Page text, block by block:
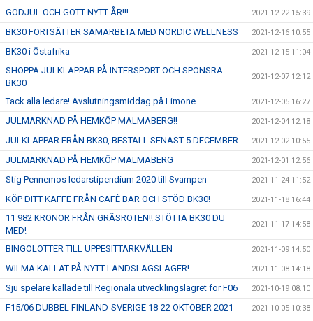
GODJUL OCH GOTT NYTT ÅR!!! 2021-12-22 15:39
BK30 FORTSÄTTER SAMARBETA MED NORDIC WELLNESS 2021-12-16 10:55
BK30 i Östafrika 2021-12-15 11:04
SHOPPA JULKLAPPAR PÅ INTERSPORT OCH SPONSRA
BK30
2021-12-07 12:12
Tack alla ledare! Avslutningsmiddag på Limone... 2021-12-05 16:27
JULMARKNAD PÅ HEMKÖP MALMABERG!! 2021-12-04 12:18
JULKLAPPAR FRÅN BK30, BESTÄLL SENAST 5 DECEMBER 2021-12-02 10:55
JULMARKNAD PÅ HEMKÖP MALMABERG 2021-12-01 12:56
Stig Pennemos ledarstipendium 2020 till Svampen 2021-11-24 11:52
KÖP DITT KAFFE FRÅN CAFÈ BAR OCH STÖD BK30! 2021-11-18 16:44
11 982 KRONOR FRÅN GRÄSROTEN!! STÖTTA BK30 DU
MED!
2021-11-17 14:58
BINGOLOTTER TILL UPPESITTARKVÄLLEN 2021-11-09 14:50
WILMA KALLAT PÅ NYTT LANDSLAGSLÄGER! 2021-11-08 14:18
Sju spelare kallade till Regionala utvecklingslägret för F06 2021-10-19 08:10
F15/06 DUBBEL FINLAND-SVERIGE 18-22 OKTOBER 2021 2021-10-05 10:38